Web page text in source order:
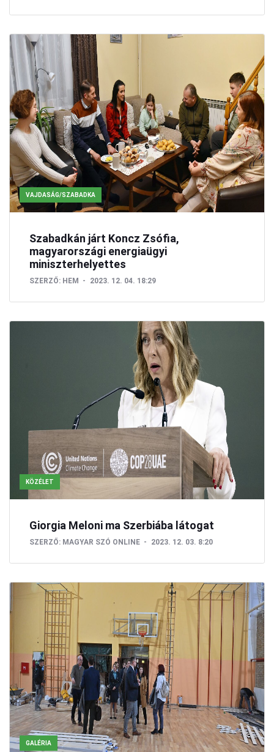
VAJDASÁG/SZABADKA
Szabadkán járt Koncz Zsófia,
magyarországi energiaügyi
miniszterhelyettes
SZERZŐ: HEM 2023. 12. 04. 18:29
KÖZÉLET
Giorgia Meloni ma Szerbiába látogat
SZERZŐ: MAGYAR SZÓ ONLINE 2023. 12. 03. 8:20
GALÉRIA